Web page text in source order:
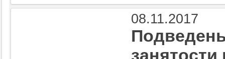
08.11.2017